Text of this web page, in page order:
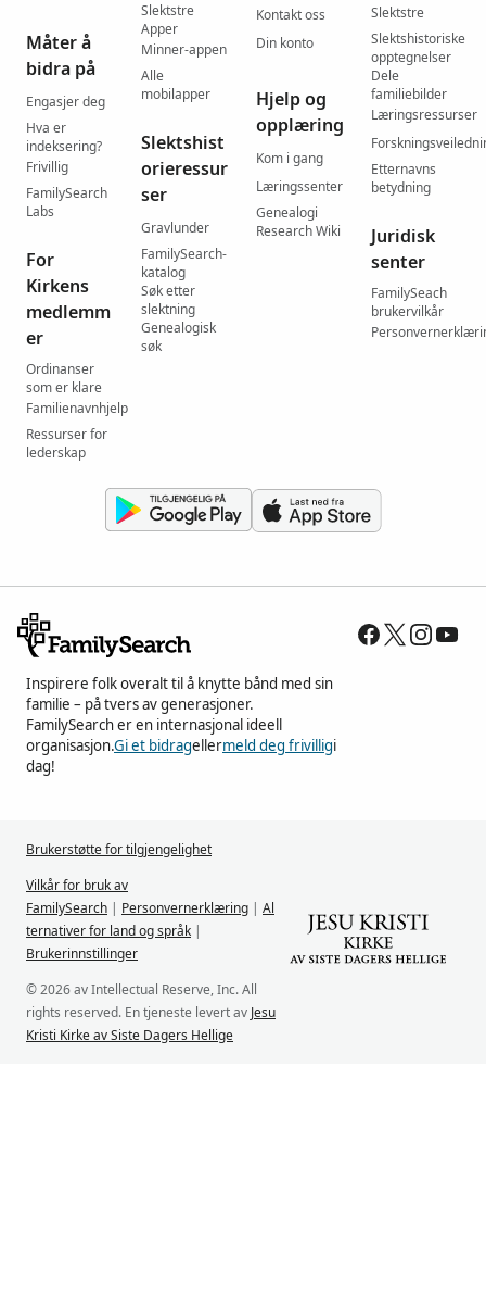
Måter å
bidra på
Engasjer deg
Hva er
indeksering?
Frivillig
FamilySearch
Labs
For
Kirkens
medlemm
er
Ordinanser
som er klare
Familienavnhjelp
Ressurser for
lederskap
Slektstre
Apper
Minner-appen
Alle
mobilapper
Slektshist
orieressur
ser
Gravlunder
FamilySearch-
katalog
Søk etter
slektning
Genealogisk
søk
Kontakt oss
Din konto
Hjelp og
opplæring
Kom i gang
Læringssenter
Genealogi
Research Wiki
Slektstre
Slektshistoriske
opptegnelser
Dele
familiebilder
Læringsressurser
Etternavns
betydning
Juridisk
senter
FamilySeach
brukervilkår
Inspirere folk overalt til å knytte bånd med sin
familie – på tvers av generasjoner.
FamilySearch er en internasjonal ideell
organisasjon.Gi et bidragellermeld deg frivilligi
dag!
Brukerstøtte for tilgjengelighet
Vilkår for bruk av
FamilySearch | Personvernerklæring | Al
ternativer for land og språk |
Brukerinnstillinger
© 2026 av Intellectual Reserve, Inc. All
rights reserved. En tjeneste levert av Jesu
Kristi Kirke av Siste Dagers Hellige